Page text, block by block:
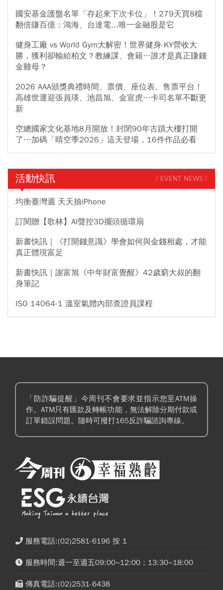
警5/7依「無故攝錄性影像」等罪，聲押禁見常如山、張姓特助及謝
姓廠商3人獲准；劉姓總經理則以500萬元交保，並限制出境、出
關說明】。然而，相關自救會社群目前已突破2000人。消基會也同
步提醒消費者5大重點、呼籲政府啟動5項改革。全案朝《刑法》妨
害性隱私等罪偵辦。此案件引發社會大眾，對於隱私防線崩潰的集
體焦慮。如何在生活中快速判斷、並遠離針孔威脅。請看《今周
刊》一文整理。
國安基金護盤名單「存起來下次卡位」！279天買8檔
翻倍賺百億：鴻海、台達電...唯一金融股是它
健身工廠 vs World Gym大解密！世界健身-KY營收大
勝，獲利卻輸給柏文？教練課、會籍…誰才是真正賺錢
金雞母？
2026 AAA頒獎典禮時間、票價、座位表、售票平台！
高雄世運迎張員瑛、池昌旭、金宣虎…卡司名單不斷更
新
空總國家文化基地8月開放！封閉90年古蹟大樓打開
了…加碼「晴空季2026」這天登場，16件作品必看
活動快訊 / EVENT NEWS /
均衡臺灣週 天天抽iPhone
訂閱贈【歌林】AI聲控3D擺頭循環扇
新書快訊｜《打開錢意識》學會如何與金錢相處，才能
真正體現富足
新書快訊｜謝富旭《中年財富覺醒》42歲窮大叔的翻
身筆記
ISO 14064-1 溫室氣體內部查證員課程
「防詐騙提醒」今周刊不會要求並指示您至ATM操
作。ATM只有匯款及轉帳功能，無法解除分期付款或
訂單錯誤問題。隨時可撥打165反詐騙諮詢專線。
服務電話:(02)2581-6196 按 1
服務時間:週一至週五09:00~12:00；13:30~18:00
傳真電話:(02)2531-6438